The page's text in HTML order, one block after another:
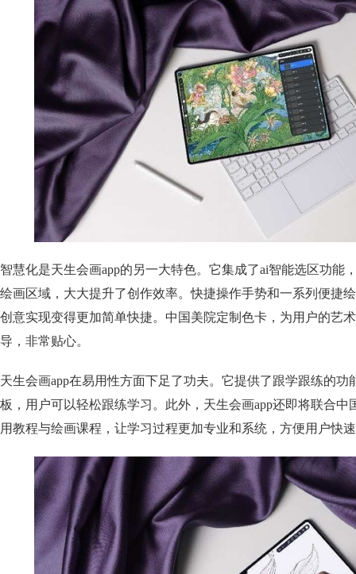
智慧化是天生会画app的另一大特色。它集成了ai智能选区功能
绘画区域，大大提升了创作效率。快捷操作手势和一系列便捷
创意实现变得更加简单快捷。中国美院定制色卡，为用户的艺
导，非常贴心。
天生会画app在易用性方面下足了功夫。它提供了跟学跟练的功
板，用户可以轻松跟练学习。此外，天生会画app还即将联合中
用教程与绘画课程，让学习过程更加专业和系统，方便用户快